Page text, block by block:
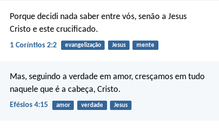
Porque decidi nada saber entre vós, senão a Jesus
Cristo e este crucificado.
1 Coríntios 2:2 evangelização Jesus mente
Mas, seguindo a verdade em amor, cresçamos em tudo
naquele que é a cabeça, Cristo.
Efésios 4:15 amor verdade Jesus